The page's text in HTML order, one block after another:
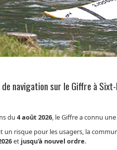
navigation sur le Giffre à Sixt-
du 4 août 2026, le Giffre a connu
un risque pour les usagers, la
et jusqu'à nouvel ordre.